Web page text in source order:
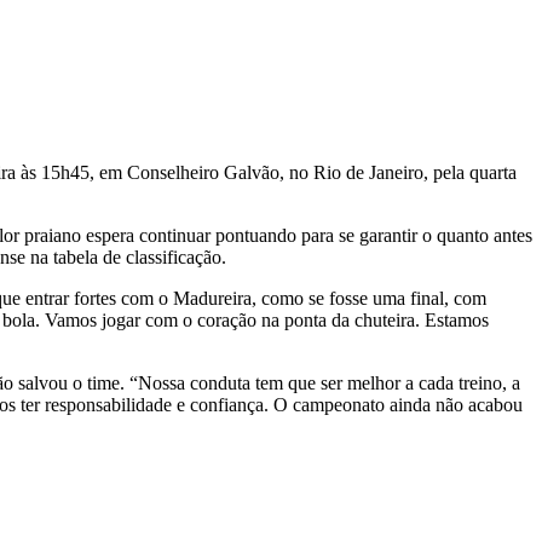
às 15h45, em Conselheiro Galvão, no Rio de Janeiro, pela quarta
espera continuar pontuando para se garantir o quanto antes
na tabela de classificação.
entrar fortes com o Madureira, como se fosse uma final, com
Vamos jogar com o coração na ponta da chuteira. Estamos
o time. “Nossa conduta tem que ser melhor a cada treino, a
ter responsabilidade e confiança. O campeonato ainda não acabou